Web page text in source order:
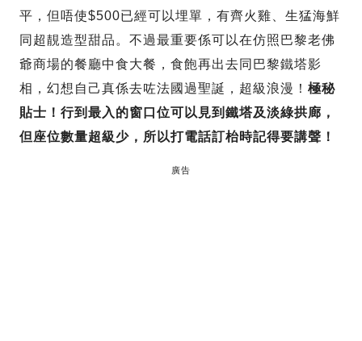
平，但唔使$500已經可以埋單，有齊火雞、生猛海鮮
同超靚造型甜品。不過最重要係可以在仿照巴黎老佛
爺商場的餐廳中食大餐，食飽再出去同巴黎鐵塔影
相，幻想自己真係去咗法國過聖誕，超級浪漫！ 極秘
貼士！行到最入的窗口位可以見到鐵塔及淡綠拱廊，
但座位數量超級少，所以打電話訂枱時記得要講聲！
廣告